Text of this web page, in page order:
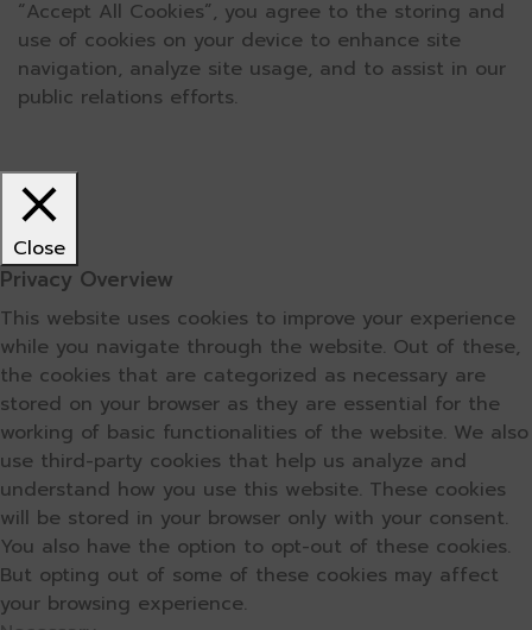
“Accept All Cookies”, you agree to the storing and
use of cookies on your device to enhance site
navigation, analyze site usage, and to assist in our
public relations efforts.
Close
Privacy Overview
This website uses cookies to improve your experience
while you navigate through the website. Out of these,
the cookies that are categorized as necessary are
stored on your browser as they are essential for the
working of basic functionalities of the website. We also
use third-party cookies that help us analyze and
understand how you use this website. These cookies
will be stored in your browser only with your consent.
You also have the option to opt-out of these cookies.
But opting out of some of these cookies may affect
your browsing experience.